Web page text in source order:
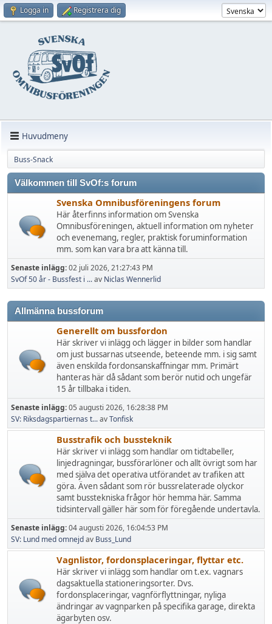
Logga in Registrera dig
Huvudmeny
Buss-Snack
Välkommen till SvOf:s forum
Svenska Omnibusföreningens forum
Här återfinns information om Svenska
Omnibusföreningen, aktuell information om nyheter
och evenemang, regler, praktisk foruminformation
mm. som kan vara bra att känna till.
Senaste inlägg:02 juli 2026, 21:27:43 PM
SvOf 50 år - Bussfest i ...av Niclas Wennerlid
Allmänna bussforum
Generellt om bussfordon
Här skriver vi inlägg och lägger in bilder som handlar
om just bussarnas utseende, beteende mm. i sig samt
även enskilda fordonsanskaffningar mm. Primärt
hanteras här då sådant som berör nutid och ungefär
15 år tillbaka i tiden.
Senaste inlägg:05 augusti 2026, 16:28:38 PM
SV: Riksdagspartiernas t...avTonfisk
Busstrafik och bussteknik
Här skriver vi inlägg som handlar om tidtabeller,
linjedragningar, bussförarlöner och allt övrigt som har
med själva det operativa utförandet av trafiken att
göra. Även sådant som rör bussrelaterade olyckor
samt busstekniska frågor hör hemma här. Samma
tidsintervall gäller här som för föregående undertavla.
Senaste inlägg:04 augusti 2026, 16:04:53 PM
SV: Lund med omnejdav Buss_Lund
Vagnlistor, fordonsplaceringar, flyttar etc.
Här skriver vi inlägg som handlar om t.ex. vagnars
dagsaktuella stationeringsorter. Dvs.
fordonsplaceringar, vagnförflyttningar, nyliga
ändringar av vagnparken på specifika garage, direkta
ägarbyten osv.